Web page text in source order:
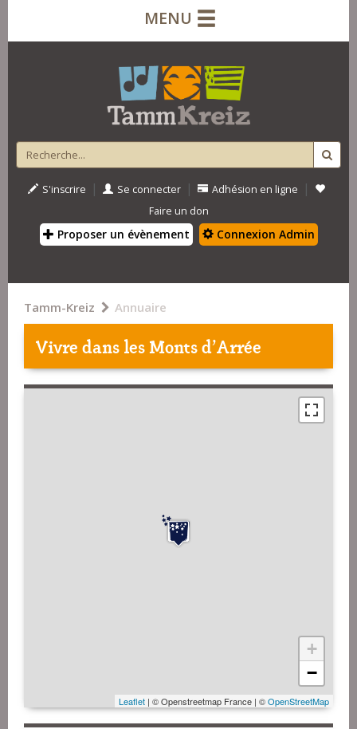
MENU
S'inscrire | Se connecter | Adhésion en ligne |
Faire un don
Proposer un évènement Connexion Admin
Tamm-Kreiz Annuaire
Vivre dans les Monts d'Arrée
+
−
Leaflet | © Openstreetmap France | ©OpenStreetMap